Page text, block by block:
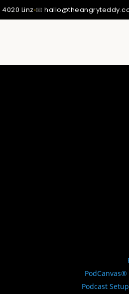
4020 Linz·📧
Podcast